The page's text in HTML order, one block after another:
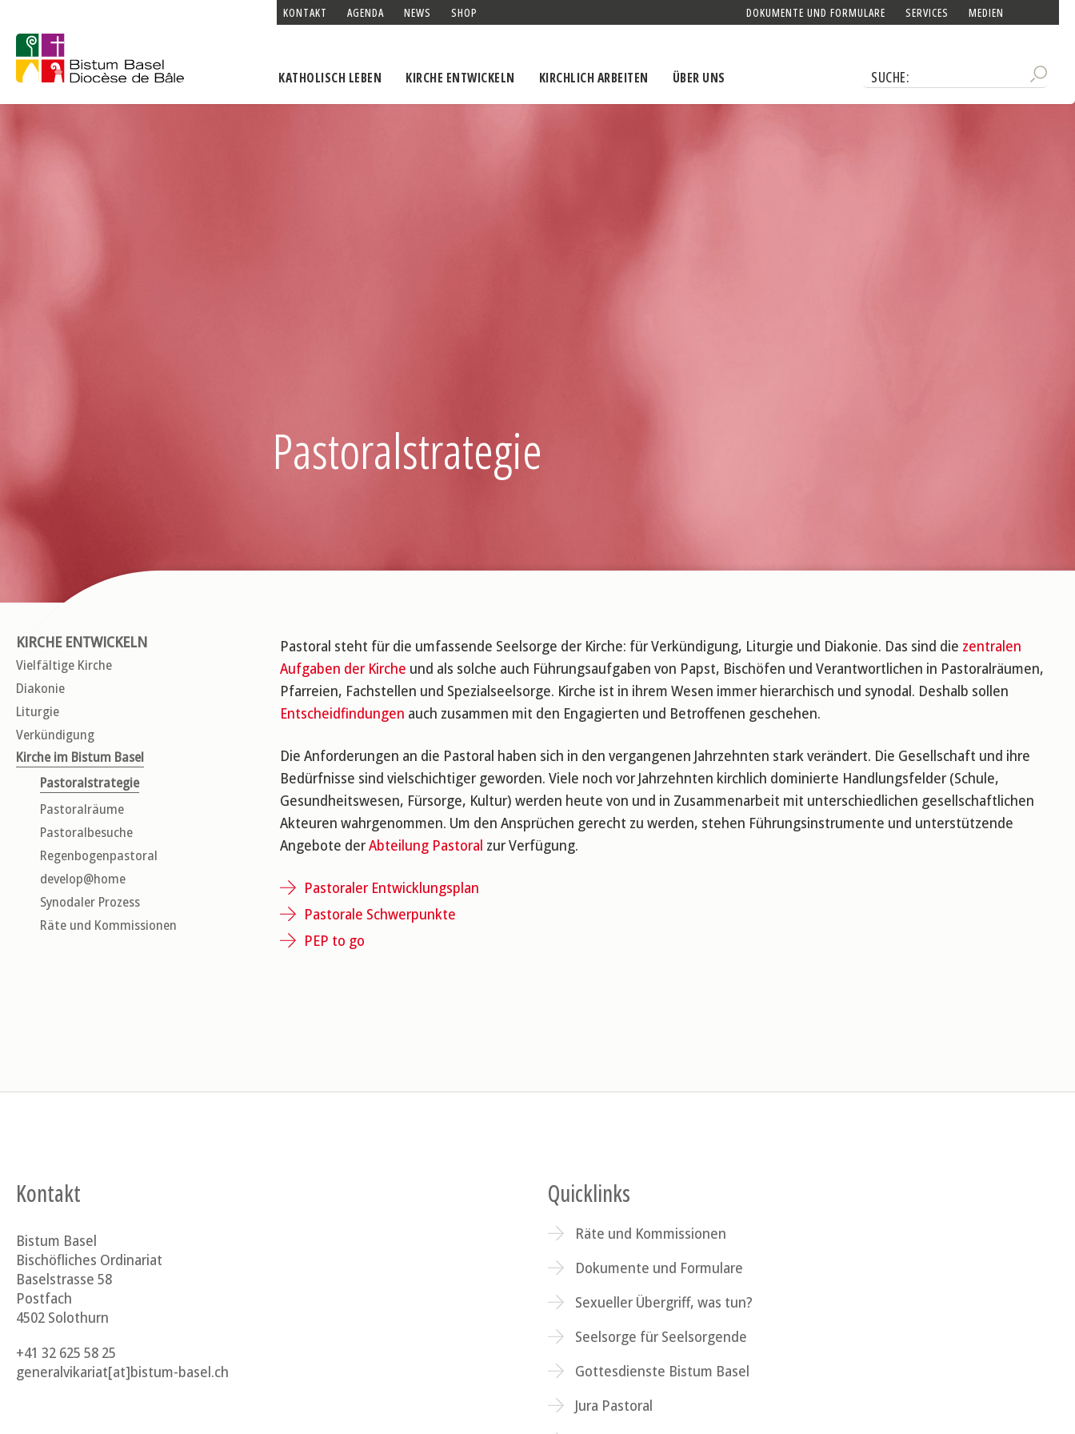
KONTAKT AGENDA NEWS SHOP DOKUMENTE UND FORMULARE SERVICES MEDIEN
KATHOLISCH LEBEN KIRCHE ENTWICKELN KIRCHLICH ARBEITEN ÜBER UNS
Pastoralstrategie
KIRCHE ENTWICKELN
Vielfältige Kirche
Diakonie
Liturgie
Verkündigung
Kirche im Bistum Basel
Pastoralstrategie
Pastoralräume
Pastoralbesuche
Regenbogenpastoral
develop@home
Synodaler Prozess
Räte und Kommissionen
Pastoral steht für die umfassende Seelsorge der Kirche: für Verkündigung, Liturgie und Diakonie. Das sind die zentralen
Aufgaben der Kirche und als solche auch Führungsaufgaben von Papst, Bischöfen und Verantwortlichen in Pastoralräumen,
Pfarreien, Fachstellen und Spezialseelsorge. Kirche ist in ihrem Wesen immer hierarchisch und synodal. Deshalb sollen
Entscheidfindungen auch zusammen mit den Engagierten und Betroffenen geschehen.
Die Anforderungen an die Pastoral haben sich in den vergangenen Jahrzehnten stark verändert. Die Gesellschaft und ihre
Bedürfnisse sind vielschichtiger geworden. Viele noch vor Jahrzehnten kirchlich dominierte Handlungsfelder (Schule,
Gesundheitswesen, Fürsorge, Kultur) werden heute von und in Zusammenarbeit mit unterschiedlichen gesellschaftlichen
Akteuren wahrgenommen. Um den Ansprüchen gerecht zu werden, stehen Führungsinstrumente und unterstützende
Angebote derAbteilung Pastoral zur Verfügung.
Pastoraler Entwicklungsplan
Pastorale Schwerpunkte
PEP to go
Kontakt
Bistum Basel
Bischöfliches Ordinariat
Baselstrasse 58
Postfach
4502 Solothurn
+41 32 625 58 25
generalvikariat[at]bistum-basel.ch
Quicklinks
Räte und Kommissionen
Dokumente und Formulare
Sexueller Übergriff, was tun?
Seelsorge für Seelsorgende
Gottesdienste Bistum Basel
Jura Pastoral